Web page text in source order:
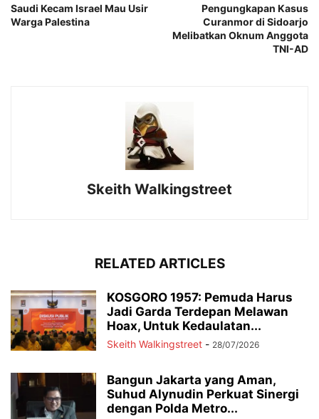
Saudi Kecam Israel Mau Usir
Warga Palestina
Pengungkapan Kasus
Curanmor di Sidoarjo
Melibatkan Oknum Anggota
TNI-AD
Skeith Walkingstreet
RELATED ARTICLES
KOSGORO 1957: Pemuda Harus
Jadi Garda Terdepan Melawan
Hoax, Untuk Kedaulatan...
Skeith Walkingstreet - 28/07/2026
Bangun Jakarta yang Aman,
Suhud Alynudin Perkuat Sinergi
dengan Polda Metro...